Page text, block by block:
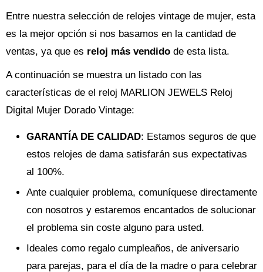
Entre nuestra selección de relojes vintage de mujer, esta
es la mejor opción si nos basamos en la cantidad de
ventas, ya que es reloj más vendido de esta lista.
A continuación se muestra un listado con las
características de el reloj MARLION JEWELS Reloj
Digital Mujer Dorado Vintage:
GARANTÍA DE CALIDAD: Estamos seguros de que
estos relojes de dama satisfarán sus expectativas
al 100%.
Ante cualquier problema, comuníquese directamente
con nosotros y estaremos encantados de solucionar
el problema sin coste alguno para usted.
Ideales como regalo cumpleaños, de aniversario
para parejas, para el día de la madre o para celebrar